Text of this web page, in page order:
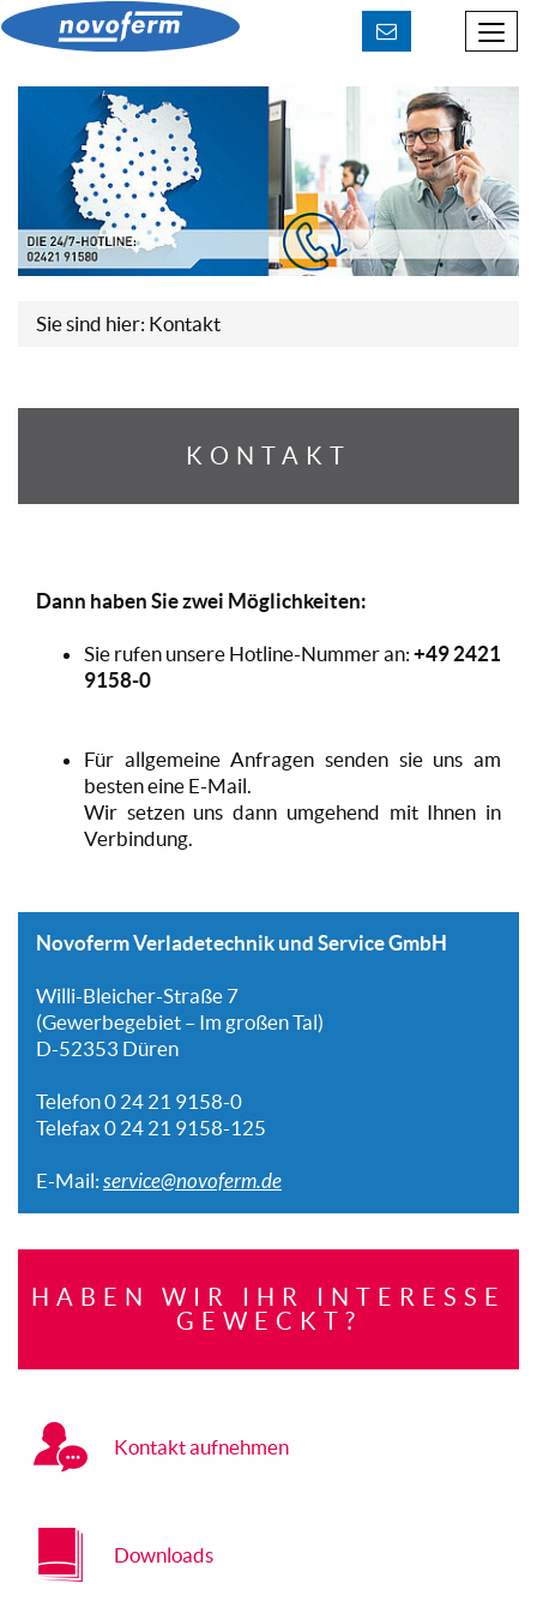
Downloads
Sie sind hier: Kontakt
KONTAKT
Dann haben Sie zwei Möglichkeiten:
Sie rufen unsere Hotline-Nummer an: +49 2421
9158-0
Für allgemeine Anfragen senden sie uns am
besten eine E-Mail.
Wir setzen uns dann umgehend mit Ihnen in
Verbindung.
Novoferm Verladetechnik und Service GmbH
Willi-Bleicher-Straße 7
(Gewerbegebiet – Im großen Tal)
D-52353 Düren
Telefon 0 24 21 9158-0
Telefax 0 24 21 9158-125
E-Mail: service@novoferm.de
HABEN WIR IHR INTERESSE
GEWECKT?
Kontakt aufnehmen
Downloads